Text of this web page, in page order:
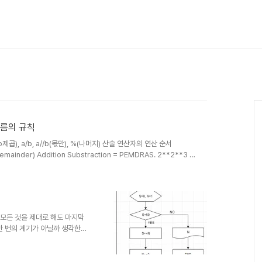
의 규칙
곱), a/b, a//b(몫만), %(나머지) 산술 연산자의 연산 순서
Addition Substraction = PEMDRAS. 2**2**3 =
2**3 = (15/2)+(21%4)-(2^3) = 0.5 복합 대입도 가
든 것을 제대로 해도 마지막
번의 계기가 아닐까 생각한
을 선언한다.[단계 2] n